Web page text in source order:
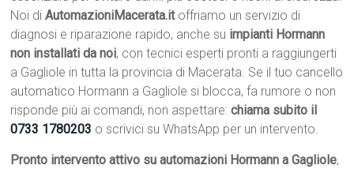
Noi diAutomazioniMacerata.itoffriamo un servizio di
diagnosi e riparazione rapido, anche su impianti Hormann
non installati da noi, con tecnici esperti pronti a raggiungerti
a Gagliole in tutta la provincia di Macerata. Se il tuo cancello
automatico Hormann a Gagliole si blocca, fa rumore o non
risponde più ai comandi, non aspettare:chiama subito il
0733 1780203 o scrivici su WhatsApp per un intervento.
Pronto intervento attivo su automazioni Hormann a Gagliole,